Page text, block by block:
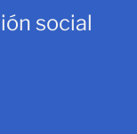
social